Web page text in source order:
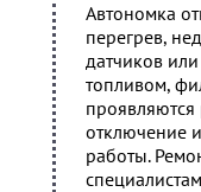
Автономка
перегрев,
датчиков
топливом,
проявляются
отключение
работы.